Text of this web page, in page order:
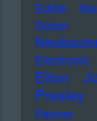
Eddie
Golan
Electronic
Elton
Presley
Palmer